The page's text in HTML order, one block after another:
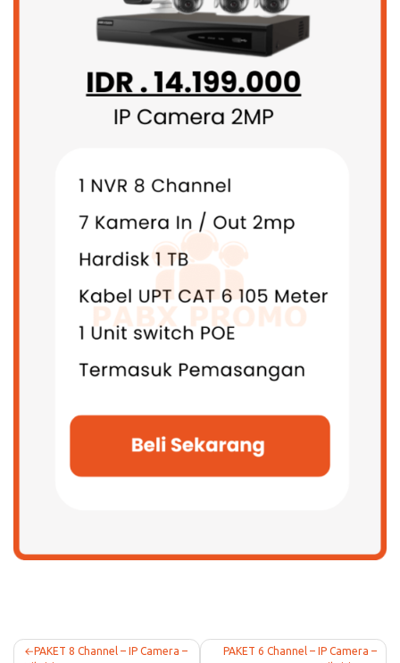
PostPAKET 8 Channel – IP Camera –
PAKET 6 Channel – IP Camera –